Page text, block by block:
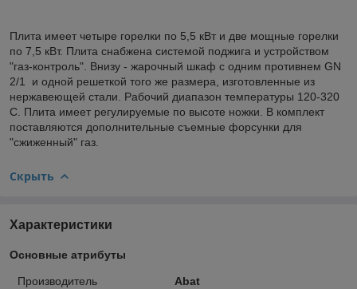
Плита имеет четыре горелки по 5,5 кВт и две мощные горелки
по 7,5 кВт. Плита снабжена системой поджига и устройством
"газ-контроль". Внизу - жарочный шкаф с одним противнем GN
2/1 и одной решеткой того же размера, изготовленные из
нержавеющей стали. Рабочий диапазон температуры 120-320
С. Плита имеет регулируемые по высоте ножки. В комплект
поставляются дополнительные съемные форсунки для
"сжиженный" газ.
Скрыть
Характеристики
Основные атрибуты
Производитель Abat